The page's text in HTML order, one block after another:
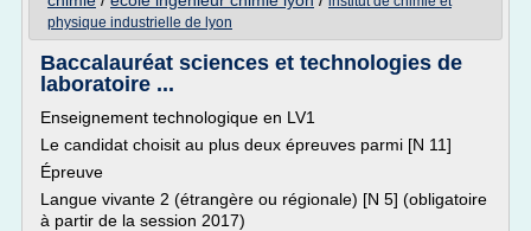
physique industrielle de lyon
Baccalauréat sciences et technologies de
laboratoire ...
Enseignement technologique en LV1
Le candidat choisit au plus deux épreuves parmi [N 11]
Épreuve
Langue vivante 2 (étrangère ou régionale) [N 5] (obligatoire
à partir de la session 2017)